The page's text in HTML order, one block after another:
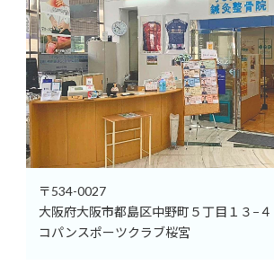
〒534-0027
大阪府大阪市都島区中野町５丁目１３−４
コパンスポーツクラブ桜宮